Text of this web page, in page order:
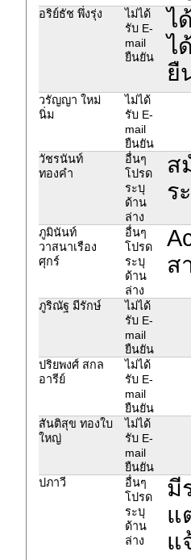
อริย์ธัช พึ่งรุ่ง
ไม่ได้
รับ E-
mail
ยืนยัน
ไ
ไ
ยื
วรัญญา ใหม่
นิ่ม
ไม่ได้
รับ E-
mail
ยืนยัน
วัชรนันท์​
ทองคำ
อื่นๆ
โปรด
ระบุ
ด้าน
ล่าง
ส
ร
ภูมินันท์
วาสนาเรือง
ศุกร์
อื่นๆ
โปรด
ระบุ
ด้าน
ล่าง
ส
ภูริณัฐ มีรักษ์
ไม่ได้
รับ E-
mail
ยืนยัน
ปริยพงศ์ สกล
อารีย์
ไม่ได้
รับ E-
mail
ยืนยัน
สันติสุข ทองใบ
ใหญ่
ไม่ได้
รับ E-
mail
ยืนยัน
ปภาวี
อื่นๆ
โปรด
ระบุ
ด้าน
ล่าง
มี
แ
แ